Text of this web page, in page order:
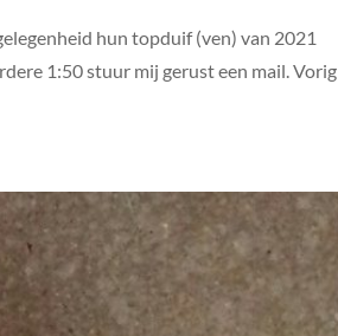
hun topduif (ven) van 2021
1:50 stuur mij gerust een mail. Vorig